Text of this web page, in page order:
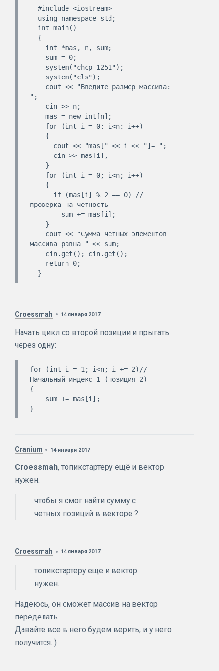
";
проверка на четность
массива равна " << sum;
Croessmah 14 января 2017
Начать цикл со второй позиции и прыгать
через одну:
for (int i = 1; i<n; i += 2)//
Начальный индекс 1 (позиция 2)
{
Cranium 14 января 2017
Croessmah, топикстартеру ещё и вектор
нужен.
чтобы я смог найти сумму с
четных позиций в векторе ?
Croessmah 14 января 2017
топикстартеру ещё и вектор
нужен.
Надеюсь, он сможет массив на вектор
переделать.
Давайте все в него будем верить, и у него
получится. )